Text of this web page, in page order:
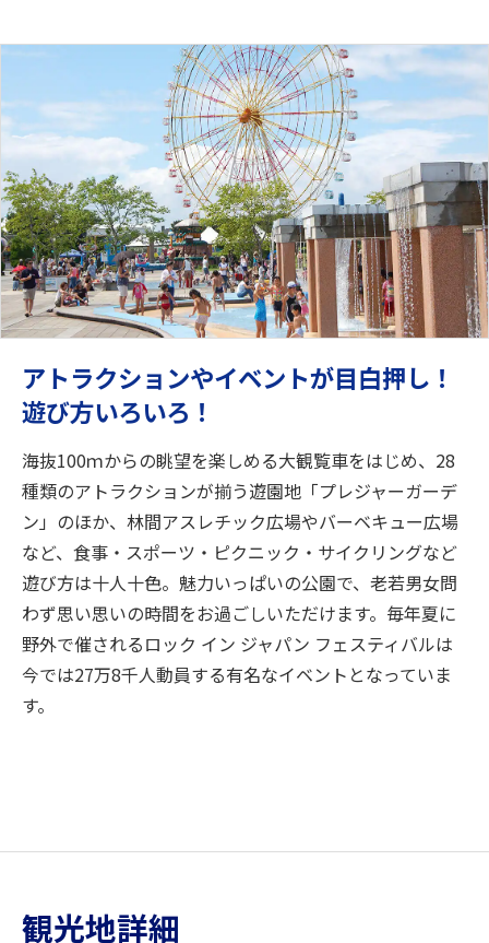
アトラクションやイベントが目白押し！
遊び方いろいろ！
海抜100ｍからの眺望を楽しめる大観覧車をはじめ、28
種類のアトラクションが揃う遊園地「プレジャーガーデ
ン」のほか、林間アスレチック広場やバーベキュー広場
など、食事・スポーツ・ピクニック・サイクリングなど
遊び方は十人十色。魅力いっぱいの公園で、老若男女問
わず思い思いの時間をお過ごしいただけます。毎年夏に
野外で催されるロック イン ジャパン フェスティバルは
今では27万8千人動員する有名なイベントとなっていま
す。
観光地詳細